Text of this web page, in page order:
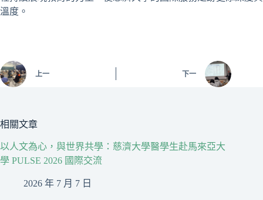
溫度。
上一 下一
相關文章
以人文為心，與世界共學：慈濟大學醫學生赴馬來亞大
學 PULSE 2026 國際交流
2026 年 7 月 7 日